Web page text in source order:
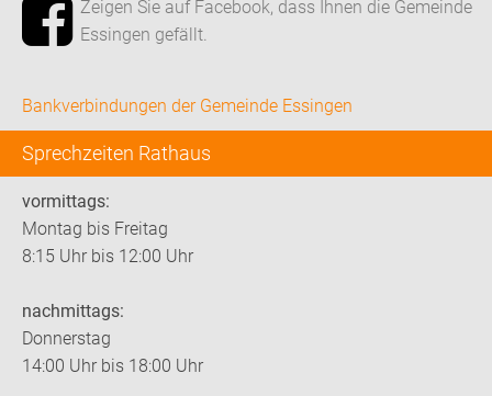
Zeigen Sie auf Facebook, dass Ihnen die Gemeinde
Essingen gefällt.
Bankverbindungen der Gemeinde Essingen
Sprechzeiten Rathaus
vormittags:
Montag bis Freitag
8:15 Uhr bis 12:00 Uhr
nachmittags:
Donnerstag
14:00 Uhr bis 18:00 Uhr